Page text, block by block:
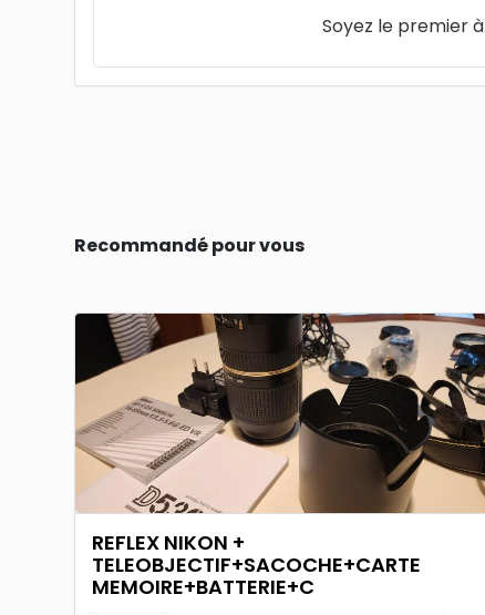
Soyez le premier à
Recommandé pour vous
REFLEX NIKON +
TELEOBJECTIF+SACOCHE+CARTE
MEMOIRE+BATTERIE+C